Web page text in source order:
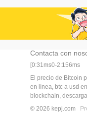
Contacta con
[0:31ms0-2:156ms
El precio de Bitcoin
en línea, btc a usd
blockchain,
© 2026 kepj.com